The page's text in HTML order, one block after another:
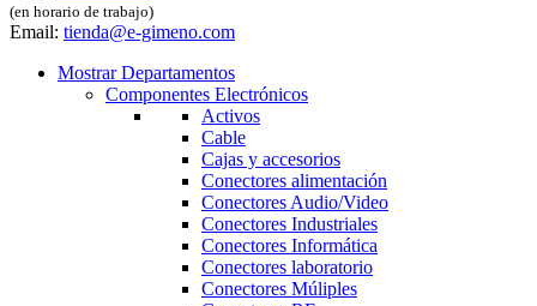
(en horario de trabajo)
Email: tienda@e-gimeno.com
Mostrar Departamentos
Componentes Electrónicos
Activos
Cable
Cajas y accesorios
Conectores alimentación
Conectores Audio/Video
Conectores Industriales
Conectores Informática
Conectores laboratorio
Conectores Múliples